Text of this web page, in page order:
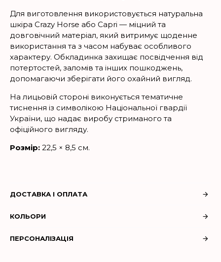
Для виготовлення використовується натуральна
шкіра Crazy Horse або Capri — міцний та
довговічний матеріал, який витримує щоденне
використання та з часом набуває особливого
характеру. Обкладинка захищає посвідчення від
потертостей, заломів та інших пошкоджень,
допомагаючи зберігати його охайний вигляд.
На лицьовій стороні виконується тематичне
тиснення із символікою Національної гвардії
України, що надає виробу стриманого та
офіційного вигляду.
Розмір: 22,5 × 8,5 см.
ДОСТАВКА І ОПЛАТА
КОЛЬОРИ
ПЕРСОНАЛІЗАЦІЯ